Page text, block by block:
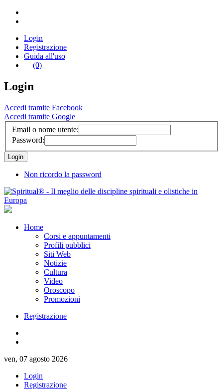
Login
Registrazione
Guida all'uso
(0)
Login
Accedi tramite Facebook
Accedi tramite Google
Email o nome utente:
Password:
Non ricordo la password
Home
Corsi e appuntamenti
Profili pubblici
Siti Web
Notizie
Cultura
Video
Oroscopo
Promozioni
Registrazione
ven, 07 agosto 2026
Login
Registrazione